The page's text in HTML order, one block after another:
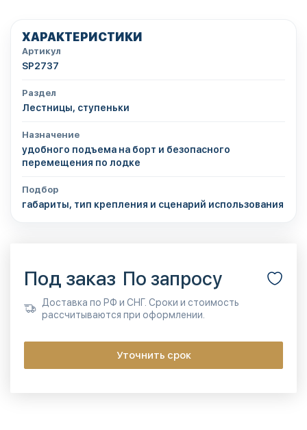
ХАРАКТЕРИСТИКИ
Артикул
SP2737
Раздел
Лестницы, ступеньки
Назначение
удобного подъема на борт и безопасного
перемещения по лодке
Подбор
габариты, тип крепления и сценарий использования
Под заказ По запросу
Доставка по РФ и СНГ. Сроки и стоимость
рассчитываются при оформлении.
Уточнить срок